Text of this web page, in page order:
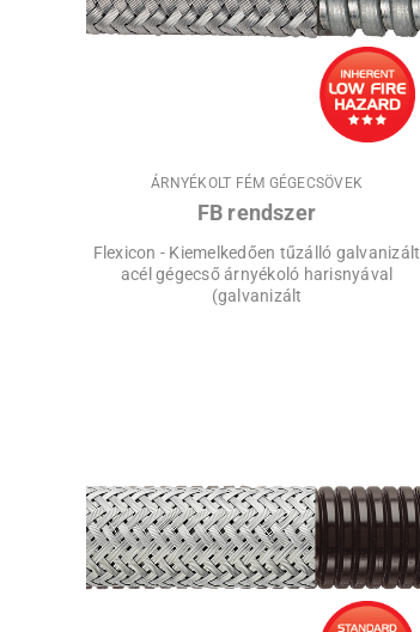
ÁRNYÉKOLT FÉM GÉGECSÖVEK
FB rendszer
Flexicon - Kiemelkedően tűzálló galvanizált
acél gégecső árnyékoló harisnyával
(galvanizált